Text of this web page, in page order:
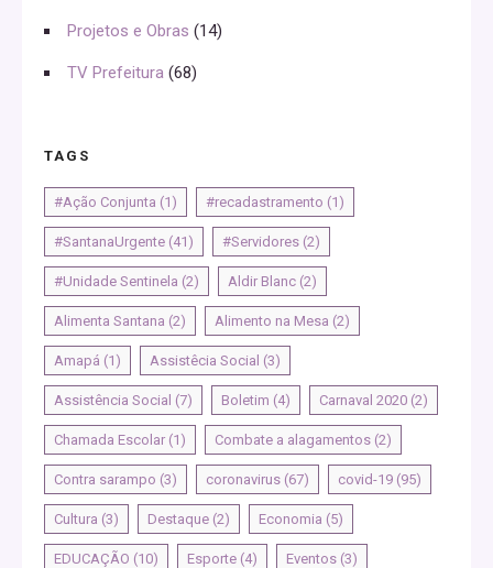
Projetos e Obras (14)
TV Prefeitura (68)
TAGS
#Ação Conjunta (1) #recadastramento (1)
#SantanaUrgente (41) #Servidores (2)
#Unidade Sentinela (2) Aldir Blanc (2)
Alimenta Santana (2) Alimento na Mesa (2)
Amapá (1) Assistêcia Social (3)
Assistência Social (7) Boletim (4) Carnaval 2020 (2)
Chamada Escolar (1) Combate a alagamentos (2)
Contra sarampo (3) coronavirus (67) covid-19 (95)
Cultura (3) Destaque (2) Economia (5)
EDUCAÇÃO (10) Esporte (4) Eventos (3)